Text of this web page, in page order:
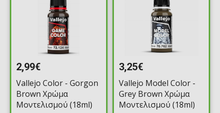
2,99€
Vallejo Color - Gorgon
Brown Χρώμα
Μοντελισμού (18ml)
3,25€
Vallejo Model Color -
Grey Brown Χρώμα
Μοντελισμού (18ml)